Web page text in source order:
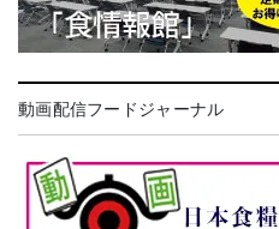
動画配信フードジャーナル